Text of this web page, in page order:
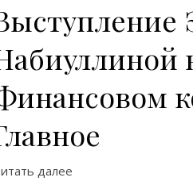
далее